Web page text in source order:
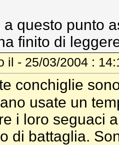
a questo punto
finito di
il - 25/03/2004 :
conchiglie
usate un
i loro seguaci
di battaglia.